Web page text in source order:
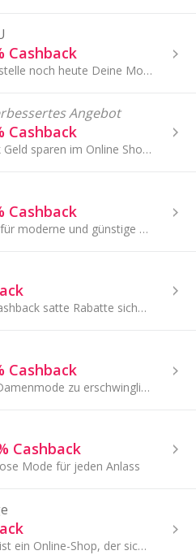
Cashback
AboutYou bestelle noch heute Deine Mode
Angebot
Cashback
Mit Cashback Geld sparen im Online Shop von Ray-Ban!
Cashback
H&M stehen für moderne und günstige Mode
Jetzt durch Cashback satte Rabatte sichern bei Baur!
Cashback
Topaktuelle Damenmode zu erschwinglichen Preisen.
Cashback
Mode für jeden Anlass
Deporvillage ist ein Online-Shop, der sich auf den Bereich der Sportausrüstung spezialisiert hat.